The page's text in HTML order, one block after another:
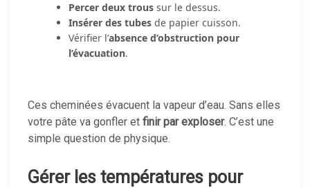
Percer deux troussur le dessus.
Insérer des tubesde papier cuisson.
Vérifier l’absence d’obstruction pour
l’évacuation.
Ces cheminées évacuent la vapeur d’eau. Sans elles
votre pâte va gonfler et finir par exploser. C’est une
simple question de physique.
Gérer les températures pour